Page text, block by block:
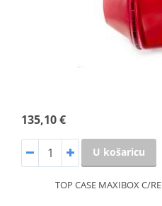
135,10 €
U košaricu
TOP CASE MAXIBOX C/